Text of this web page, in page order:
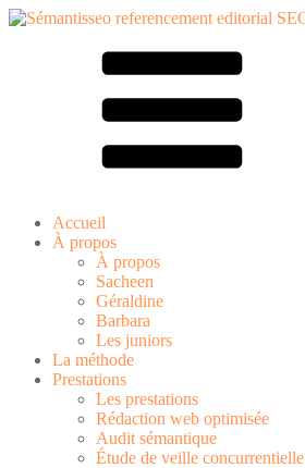
Accueil
À propos
À propos
Sacheen
Géraldine
Barbara
Les juniors
La méthode
Prestations
Les prestations
Rédaction web optimisée
Audit sémantique
Étude de veille concurrentielle